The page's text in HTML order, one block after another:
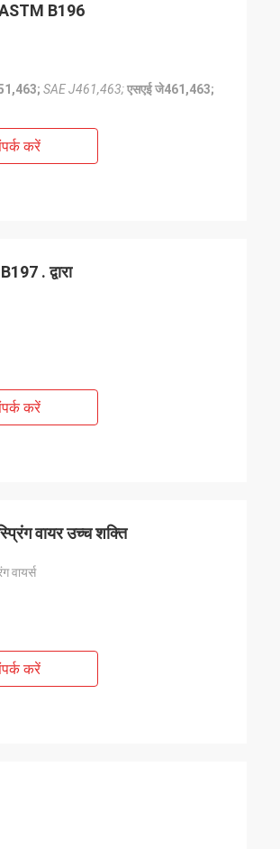
ASTM B196
SAE J461,463;एसएई जे461,463;
करें
. द्वारा
करें
वायर उच्च शक्ति
वायर्स
करें